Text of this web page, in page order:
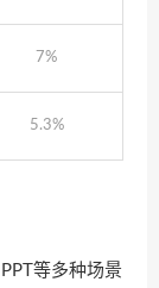
7%
5.3%
等多种场景